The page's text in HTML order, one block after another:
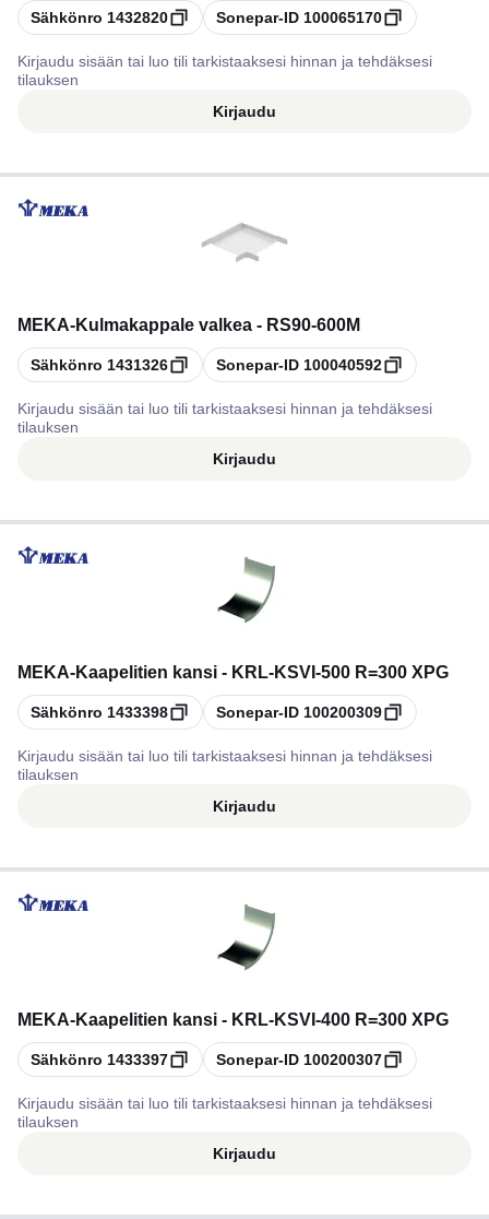
Kopioi
Sähkönro 1432820 Kopioi
Sonepar-ID 100065170
Kirjaudu sisään tai luo tili tarkistaaksesi hinnan ja tehdäksesi
tilauksen
Kirjaudu
MEKA-Kulmakappale valkea - RS90-600M
Kopioi
Sähkönro 1431326 Kopioi
Sonepar-ID 100040592
Kirjaudu sisään tai luo tili tarkistaaksesi hinnan ja tehdäksesi
tilauksen
Kirjaudu
MEKA-Kaapelitien kansi - KRL-KSVI-500 R=300 XPG
Kopioi
Sähkönro 1433398 Kopioi
Sonepar-ID 100200309
Kirjaudu sisään tai luo tili tarkistaaksesi hinnan ja tehdäksesi
tilauksen
Kirjaudu
MEKA-Kaapelitien kansi - KRL-KSVI-400 R=300 XPG
Kopioi
Sähkönro 1433397 Kopioi
Sonepar-ID 100200307
Kirjaudu sisään tai luo tili tarkistaaksesi hinnan ja tehdäksesi
tilauksen
Kirjaudu